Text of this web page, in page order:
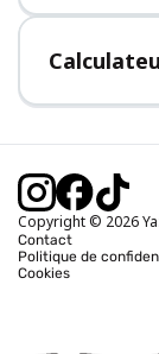
Centre
Calcul IMC
Calcul
Calcul
Copyright © 2026
Contact
Politique de
Cookies